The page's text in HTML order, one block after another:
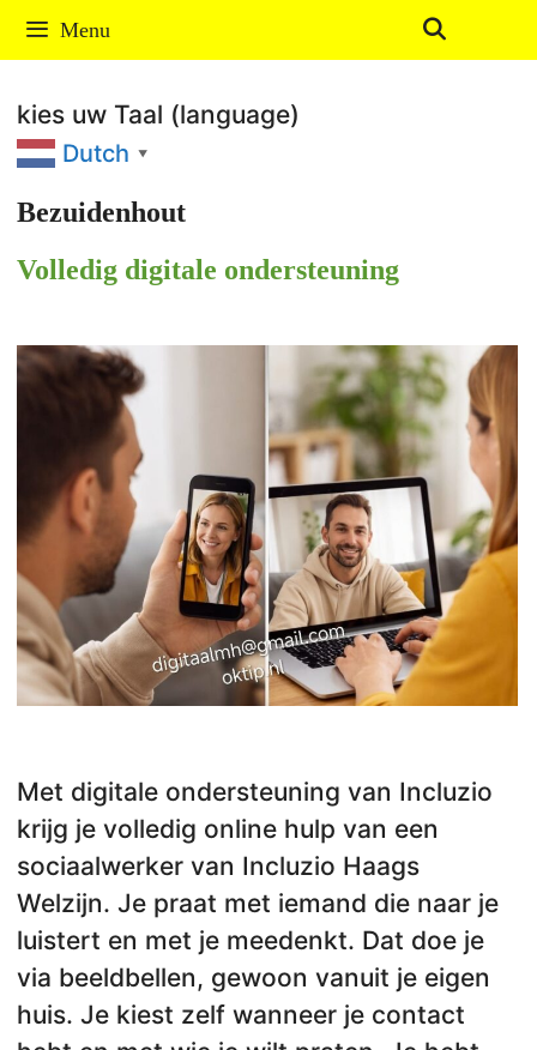
Ga
naar
inhoud
Menu
kies uw Taal (language)
Dutch ▼
Bezuidenhout
Volledig digitale ondersteuning
Met digitale ondersteuning van Incluzio
krijg je volledig online hulp van een
sociaalwerker van Incluzio Haags
Welzijn. Je praat met iemand die naar je
luistert en met je meedenkt. Dat doe je
via beeldbellen, gewoon vanuit je eigen
huis. Je kiest zelf wanneer je contact